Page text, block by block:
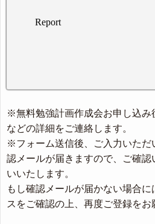
※無料勉強計画作成会お申し込み
などの詳細をご連絡します。
※フォーム送信後、ご入力いただ
認メールが届きますので、ご確
いいたします。
もし確認メールが届かない場合
スをご確認の上、再度ご登録をお